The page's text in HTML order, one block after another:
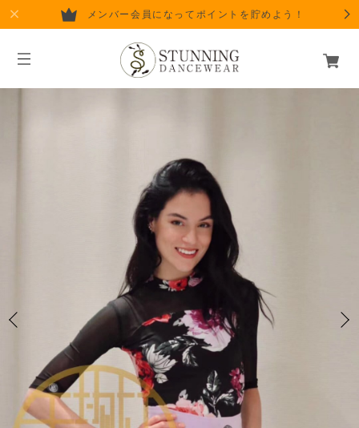
メンバー会員になってポイントを貯めよう！